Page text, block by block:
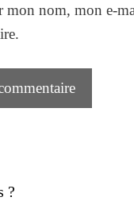
mon nom, mon e-
?